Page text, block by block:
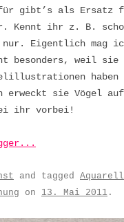
gibt’s als Ersatz
Kennt ihr z. B.
nur. Eigentlich mag
besonders, weil
haben
erweckt sie Vögel
ihr vorbei!
and tagged Aquarell
on 13. Mai 2011 .